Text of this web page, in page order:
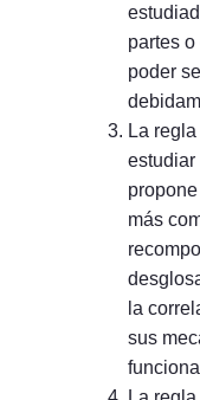
partes
poder
La
estudiar
más
la
sus